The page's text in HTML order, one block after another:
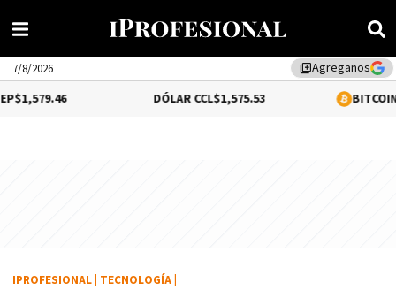
library_addAgreganos
7/8/2026
DÓLAR CCL$1,575.53 BITCOIN1.31%
IPROFESIONAL TECNOLOGÍA